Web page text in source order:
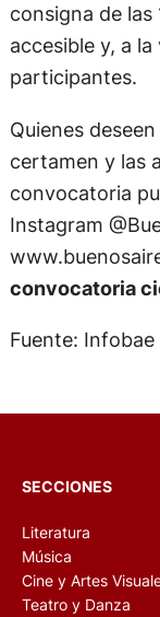
consigna de las
accesible y, a
participantes.
Quienes
certamen y las
convocatoria
Instagram
convocatoria
Fuente: Infobae
SECCIONES
Literatura
Música
Cine y Artes
Teatro y Danza